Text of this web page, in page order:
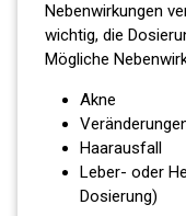
Nebenwirkungen
wichtig, die
Mögliche
Akne
Haarausfall
Leber- oder
Dosierung)